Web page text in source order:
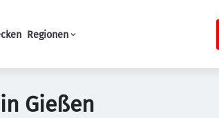
Regionen
Gießen